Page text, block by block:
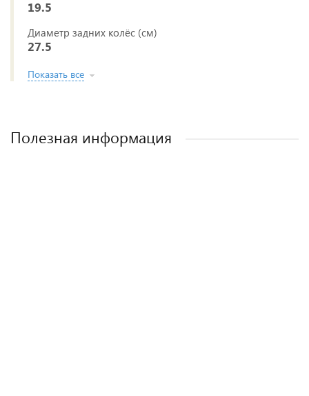
19.5
Диаметр задних колёс (см)
27.5
Показать все
Полезная информация